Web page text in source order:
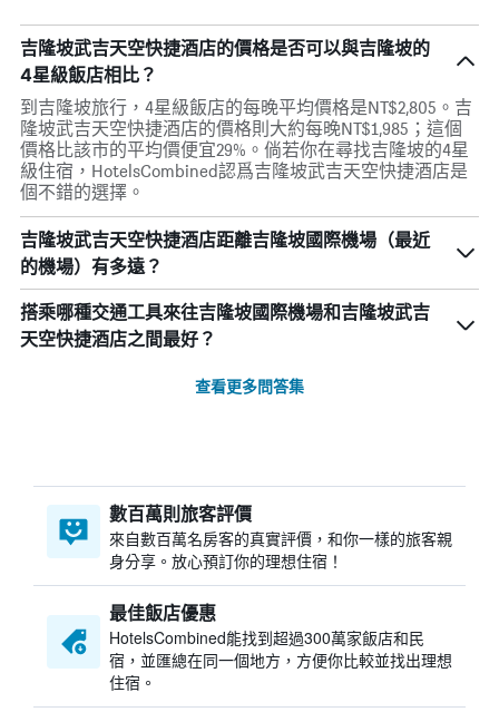
吉隆坡武吉天空快捷酒店的價格是否可以與吉隆坡的
4星級飯店相比？
到吉隆坡旅行，4星級飯店的每晚平均價格是NT$2,805。吉
隆坡武吉天空快捷酒店的價格則大約每晚NT$1,985；這個
價格比該市的平均價便宜29%。倘若你在尋找吉隆坡的4星
級住宿，HotelsCombined認爲吉隆坡武吉天空快捷酒店是
個不錯的選擇。
吉隆坡武吉天空快捷酒店距離吉隆坡國際機場（最近
的機場）有多遠？
搭乘哪種交通工具來往吉隆坡國際機場和吉隆坡武吉
天空快捷酒店之間最好？
查看更多問答集
數百萬則旅客評價
來自數百萬名房客的真實評價，和你一樣的旅客親
身分享。放心預訂你的理想住宿！
最佳飯店優惠
HotelsCombined​能找到超過300萬家飯店和民
宿，並匯總在同一個地方，方便你比較並找出理想
住宿。